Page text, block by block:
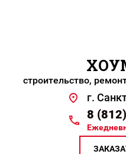
строительство,
г.
8